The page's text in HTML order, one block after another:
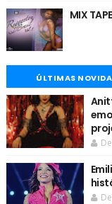
MIX
ÚLTIMAS